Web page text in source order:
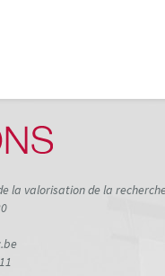
la valorisation de la recherche